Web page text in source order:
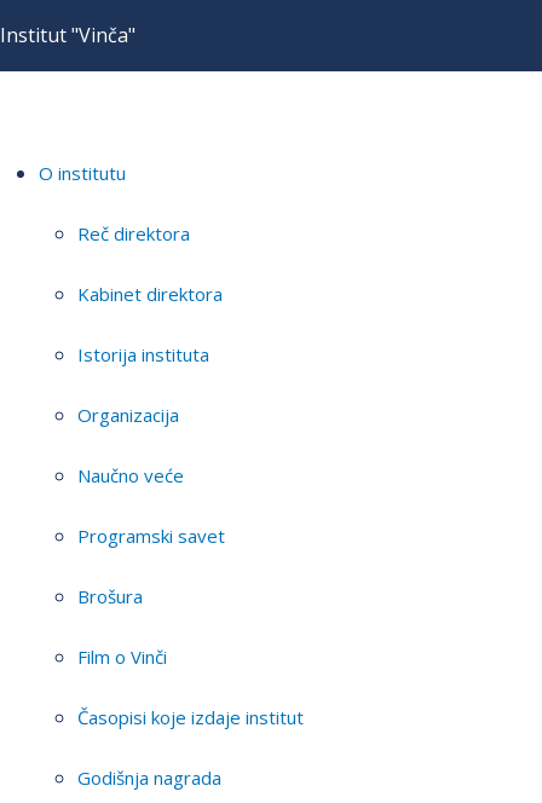
Institut "Vinča"
O institutu
Reč direktora
Kabinet direktora
Istorija instituta
Organizacija
Naučno veće
Programski savet
Brošura
Film o Vinči
Časopisi koje izdaje institut
Godišnja nagrada